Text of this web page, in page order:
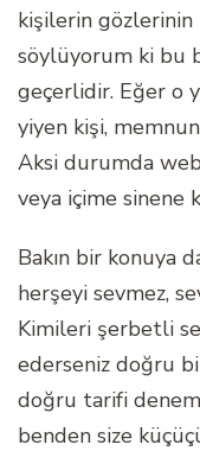
kişilerin gözlerinin
söylüyorum ki bu
geçerlidir. Eğer o
yiyen kişi,
Aksi durumda
veya içime sinene
Bakın bir konuya
herşeyi sevmez,
Kimileri şerbetli
ederseniz doğru
doğru tarifi
benden size